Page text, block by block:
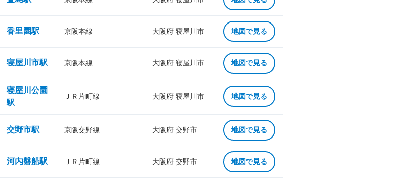
香里園駅 京阪本線 大阪府 寝屋川市 地図で見る
寝屋川市駅 京阪本線 大阪府 寝屋川市 地図で見る
寝屋川公園
駅
ＪＲ片町線 大阪府 寝屋川市 地図で見る
交野市駅 京阪交野線 大阪府 交野市 地図で見る
河内磐船駅 ＪＲ片町線 大阪府 交野市 地図で見る